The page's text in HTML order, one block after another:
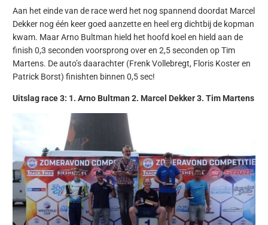
Aan het einde van de race werd het nog spannend doordat Marcel
Dekker nog één keer goed aanzette en heel erg dichtbij de kopman
kwam. Maar Arno Bultman hield het hoofd koel en hield aan de
finish 0,3 seconden voorsprong over en 2,5 seconden op Tim
Martens. De auto’s daarachter (Frenk Vollebregt, Floris Koster en
Patrick Borst) finishten binnen 0,5 sec!
Uitslag race 3: 1. Arno Bultman 2. Marcel Dekker 3. Tim Martens